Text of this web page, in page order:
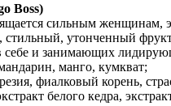
Boss)
сильным женщинам,
утонченный
себе и занимающих
манго, кумкват;
фиалковый корень,
белого кедра,